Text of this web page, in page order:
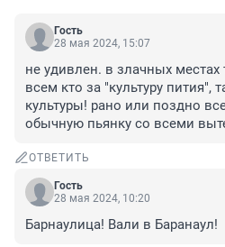
Гость
28 мая 2024, 15:07
не удивлен. в злачных местах
всем кто за "культуру пития",
культуры! рано или поздно
обычную пьянку со всеми
ОТВЕТИТЬ
Гость
28 мая 2024, 10:20
Барнаулица! Вали в Баранаул!